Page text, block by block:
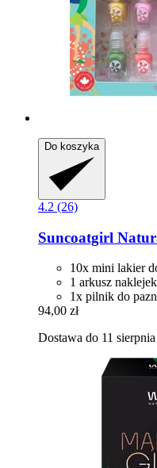
Do koszyka
4.2 (26)
Suncoatgirl
10x mini lakier
1 arkusz
1x pilnik do
94,00 zł
Dostawa do 11 sierpnia